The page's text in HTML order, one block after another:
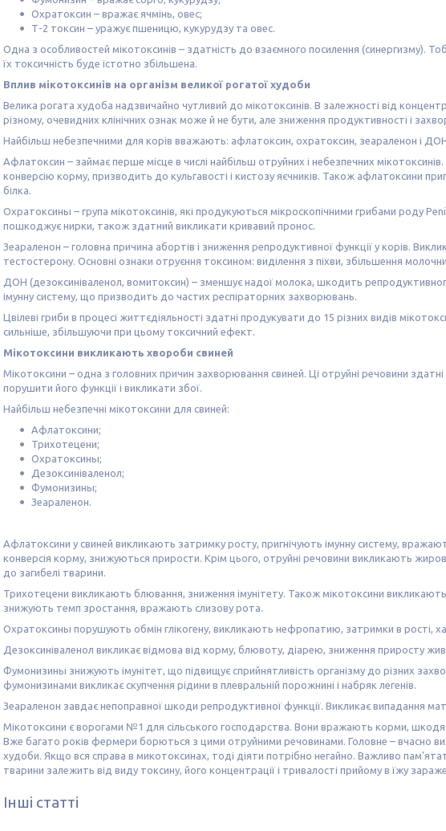
Охратоксин – вражає ячмінь, овес;
Т-2 токсин – уражує пшеницю, кукурудзу та овес.
Одна з особливостей мікотоксинів – здатність до взаємного посилення (синергизму).
їх токсичність буде істотно збільшена.
Вплив мікотоксинів на організм великої рогатої худоби
Велика рогата худоба надзвичайно чутливий до мікотоксинів. В залежності від
різному, очевидних клінічних ознак може й не бути, але зниження продуктивності і
Найбільш небезпечними для корів вважають: афлатоксин, охратоксин, зеараленон і
Афлатоксин – займає перше місце в числі найбільш отруйних і небезпечних
конверсію корму, призводить до кульгавості і кистозу яєчників. Також афлатоксини
білка.
Охратоксины – група мікотоксинів, які продукуються мікроскопічними грибами роду
пошкоджує нирки, також здатний викликати кривавий пронос.
Зеараленон – головна причина абортів і зниження репродуктивної функції у корів.
тестостерону. Основні ознаки отруєння токсином: виділення з піхви, збільшення
ДОН (дезоксиніваленол, вомитоксин) – зменшує надої молока, шкодить
імунну систему, що призводить до частих респіраторних захворювань.
Цвілеві гриби в процесі життєдіяльності здатні продукувати до 15 різних видів
сильніше, збільшуючи при цьому токсичний ефект.
Мікотоксини викликають хвороби свиней
Мікотоксини – одна з головних причин захворювання свиней. Ці отруйні речовини
порушити його функції і викликати збої.
Найбільш небезпечні мікотоксини для свиней:
Афлатоксини;
Трихотецени;
Охратоксины;
Дезоксиніваленол;
Фумонизины;
Зеараленон.
Афлатоксини у свиней викликають затримку росту, пригнічують імунну систему,
конверсія корму, знижуються прирости. Крім цього, отруйні речовини викликають
до загибелі тварини.
Трихотецени викликають блювання, зниження імунітету. Також мікотоксини
знижують темп зростання, вражають слизову рота.
Охратоксины порушують обмін глікогену, викликають нефропатию, затримки в рості,
Дезоксиніваленол викликає відмова від корму, блювоту, діарею, зниження приросту
Фумонизины знижують імунітет, що підвищує сприйнятливість організму до різних
фумонизинами викликає скупчення рідини в плевральній порожнині і набряк легенів.
Зеараленон завдає непоправної шкоди репродуктивної функції. Викликає випадання
Мікотоксини є ворогами №1 для сільського господарства. Вони вражають корми,
Вже багато років фермери борються з цими отруйними речовинами. Головне – вчасно
худоби. Якщо вся справа в микотоксинах, тоді діяти потрібно негайно. Важливо
тварини залежить від виду токсину, його концентрації і тривалості прийому в їжу
Інші статті